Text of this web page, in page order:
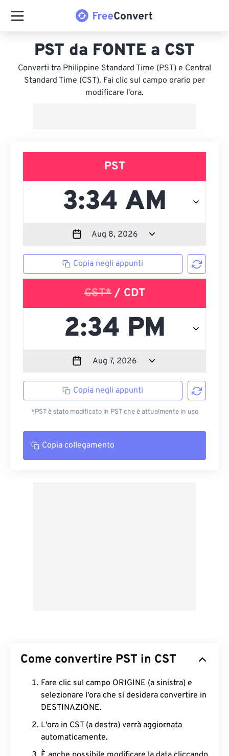
PST da FONTE a CST
Converti tra Philippine Standard Time (PST) e Central
Standard Time (CST). Fai clic sul campo orario per
modificare l'ora.
PST
Copia negli appunti
CST*/ CDT
Copia negli appunti
*PST è stato modificato in PST che è attualmente in uso
Copia collegamento
Come convertire PST in CST
Fare clic sul campo ORIGINE (a sinistra) e
selezionare l'ora che si desidera convertire in
DESTINAZIONE.
L'ora in CST (a destra) verrà aggiornata
automaticamente.